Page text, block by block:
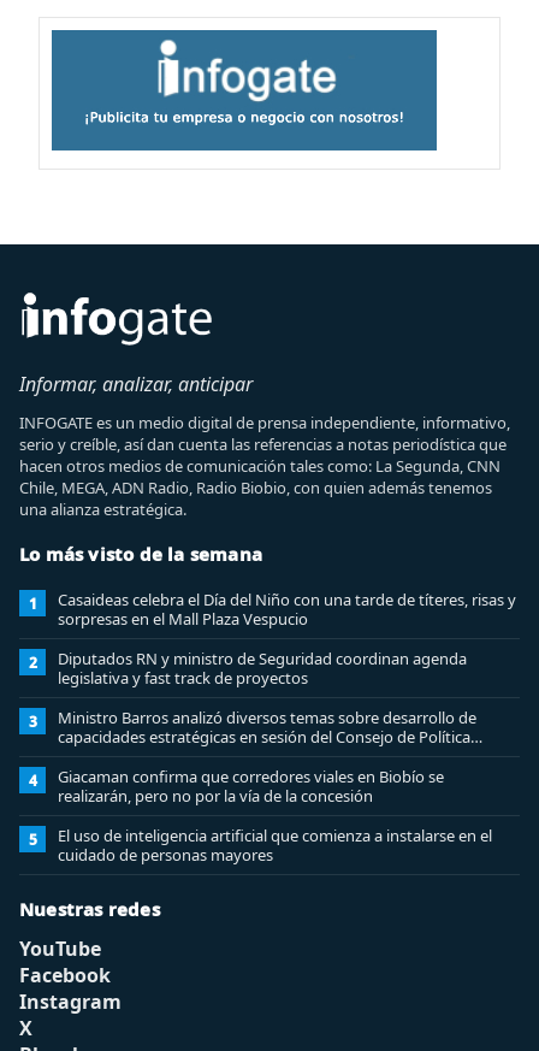
Informar, analizar, anticipar
INFOGATE es un medio digital de prensa independiente, informativo,
serio y creíble, así dan cuenta las referencias a notas periodística que
hacen otros medios de comunicación tales como: La Segunda, CNN
Chile, MEGA, ADN Radio, Radio Biobio, con quien además tenemos
una alianza estratégica.
Lo más visto de la semana
1
Casaideas celebra el Día del Niño con una tarde de títeres, risas y
sorpresas en el Mall Plaza Vespucio
2
Diputados RN y ministro de Seguridad coordinan agenda
legislativa y fast track de proyectos
3
Ministro Barros analizó diversos temas sobre desarrollo de
capacidades estratégicas en sesión del Consejo de Política
Espacial
4
Giacaman confirma que corredores viales en Biobío se
realizarán, pero no por la vía de la concesión
5
El uso de inteligencia artificial que comienza a instalarse en el
cuidado de personas mayores
Nuestras redes
YouTube
Facebook
Instagram
X